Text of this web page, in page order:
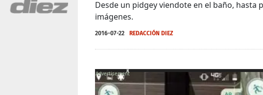
Desde un pidgey viendote en el baño,
imágenes.
2016-07-22 REDACCIÓN DIEZ
X